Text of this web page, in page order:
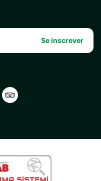
Se inscrever